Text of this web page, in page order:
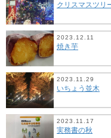
クリスマスツリ
2023.12.11
焼き芋
2023.11.29
いちょう並木
2023.11.17
実務書の秋